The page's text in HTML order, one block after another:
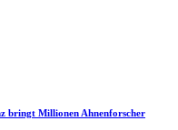
bringt Millionen Ahnenforscher